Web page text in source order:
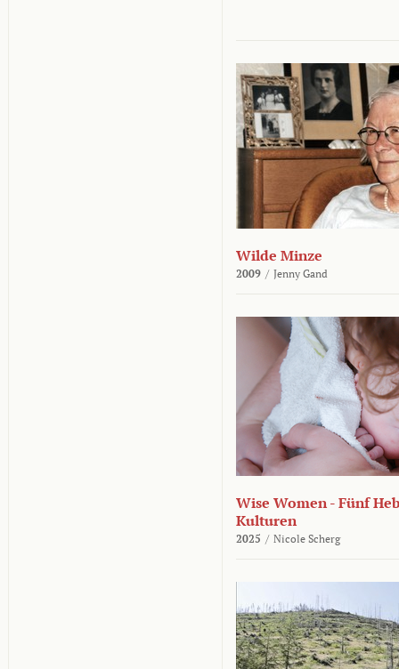
Wilde Minze
2009 / Jenny Gand
Wise Women - Fünf
Kulturen
2025 / Nicole Scherg